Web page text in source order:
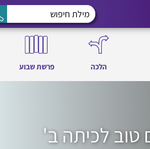
הלכה פרשת שבוע
טוב לכיתה ב'